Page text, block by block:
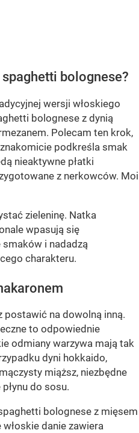
bolognese?
wersji włoskiego
bolognese z dynią
Polecam ten krok,
podkreśla smak
nieaktywne płatki
z nerkowców. Moi
zieleninę. Natka
wpasują się
i nadadzą
charakteru.
na dowolną inną.
to odpowiednie
odmiany warzywa mają tak
dyni hokkaido,
miąższ, niezbędne
do sosu.
bolognese z mięsem
danie zawiera